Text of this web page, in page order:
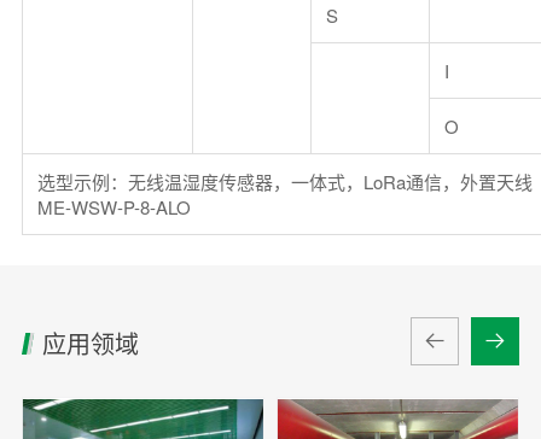
S
I
O
选型示例：无线温湿度传感器，一体式，LoRa通信，外置天线
ME-WSW-P-8-ALO
应用领域